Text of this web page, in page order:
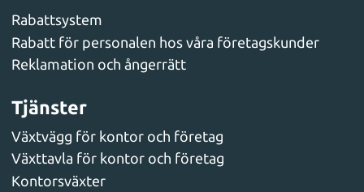
Rabattsystem
Rabatt för personalen hos våra företagskunder
Reklamation och ångerrätt
Tjänster
Växtvägg för kontor och företag
Växttavla för kontor och företag
Kontorsväxter